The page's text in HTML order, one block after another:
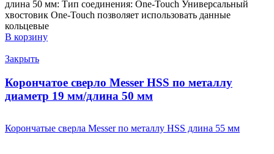
длина 50 мм: Тип соединения: One-Touch Универсальный
хвостовик Оne-Touch позволяет использовать данные
кольцевые
В корзину
Закрыть
Корончатое сверло Messer HSS по металлу
диаметр 19 мм/длина 50 мм
Корончатые сверла Messer по металлу HSS длина 55 мм